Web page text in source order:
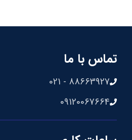
تماس با ما
88663927 - 021
09120067664